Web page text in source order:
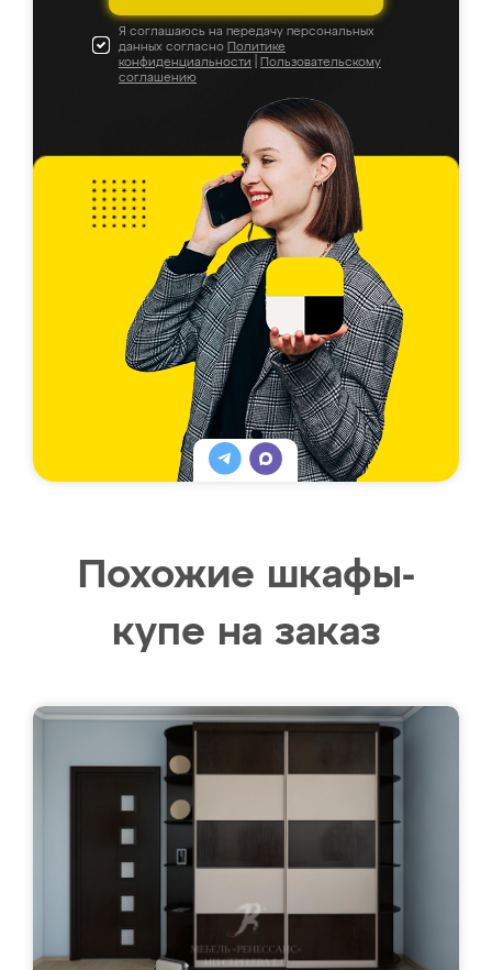
Я соглашаюсь на передачу персональных
данных согласно Политике
конфиденциальности
Пользовательскому
соглашению
Похожие шкафы-
купе на заказ